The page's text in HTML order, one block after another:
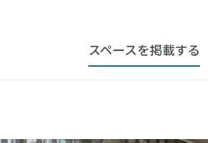
スペースを掲載する